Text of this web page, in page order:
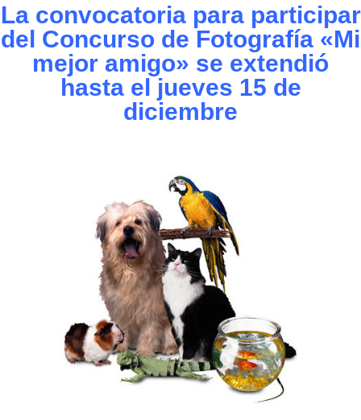
La convocatoria para participar
del Concurso de Fotografía «Mi
mejor amigo» se extendió
hasta el jueves 15 de
diciembre